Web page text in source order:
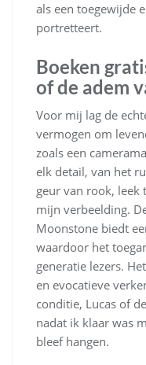
als een toegewijde
portretteert.
Boeken
of de adem
Voor mij lag de
vermogen om
zoals een
elk detail, van het
geur van rook, leek
mijn verbeelding.
Moonstone biedt
waardoor het
generatie lezers.
en evocatieve
conditie, Lucas of
nadat ik klaar was
bleef hangen.